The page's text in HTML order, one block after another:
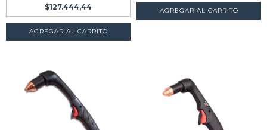
$127.444,44